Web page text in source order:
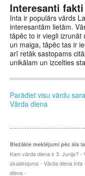
Interesanti fakti
Inta ir populārs vārds
interesantām lietām.
tāpēc to ir viegli
un maiga, tāpēc tas ir
arī retāk sastopams
unikālam un izcelties
Parādiet visu vārdu
Vārda diena
Biežākie meklējumi pēc šīs
Kam vārda diena ir 3. Junijs?
skaidrojums - Vārda diena
diena -